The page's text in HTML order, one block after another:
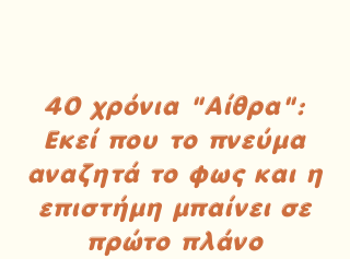
40 χρόνια "Αίθρα":
Εκεί που το πνεύμα
αναζητά το φως και η
επιστήμη μπαίνει σε
πρώτο πλάνο